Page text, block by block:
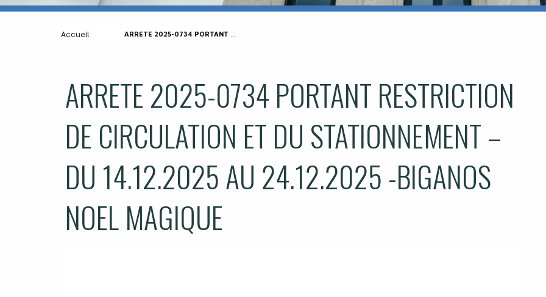
Accueil ARRETE 2025-0734 PORTANT RESTRICTION DE CIRCULATION ET DU STATIONNEMENT – DU 14.12.2025 AU 24.12.2025 -BIGANOS NOEL MAGIQUE
ARRETE 2025-0734 PORTANT RESTRICTION
DE CIRCULATION ET DU STATIONNEMENT –
DU 14.12.2025 AU 24.12.2025 -BIGANOS
NOEL MAGIQUE